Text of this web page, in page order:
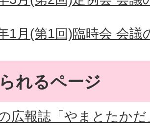
1月(第1回)臨時会 会議
れるページ
広報誌「やまとたかだ